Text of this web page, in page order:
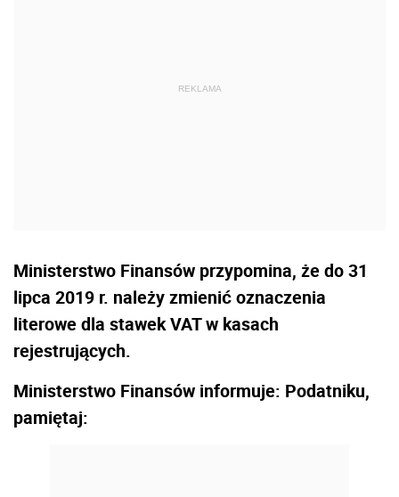
Ministerstwo Finansów przypomina, że do 31
lipca 2019 r. należy zmienić oznaczenia
literowe dla stawek VAT w kasach
rejestrujących.
Ministerstwo Finansów informuje: Podatniku,
pamiętaj: